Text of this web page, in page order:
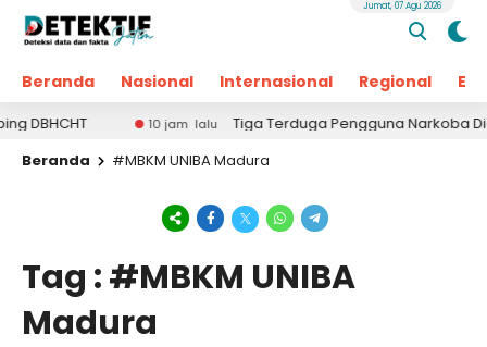
Beranda Nasional Internasional Regional
Jumat, 07 Agu 2026
10 jam lalu
Tiga Terduga Pengguna Narkoba
Beranda
#MBKM UNIBA Madura
Tag : #MBKM UNIBA
Madura